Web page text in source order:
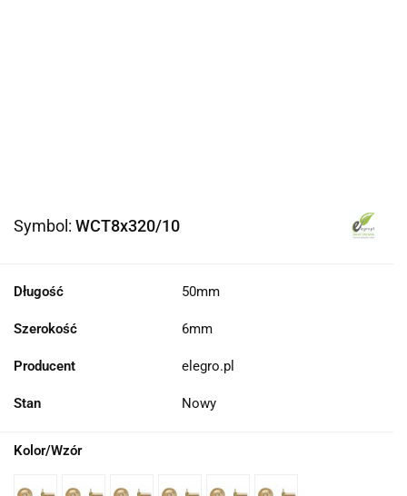
Symbol: WCT8x320/10
Długość 50mm
Szerokość 6mm
Producent elegro.pl
Stan Nowy
Kolor/Wzór